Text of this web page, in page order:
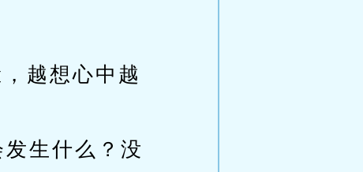
越想心中越
生什么？没